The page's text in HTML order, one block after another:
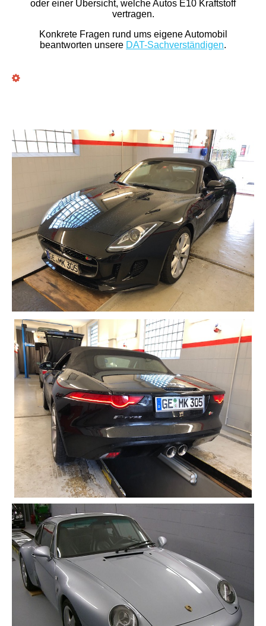
oder einer Übersicht, welche Autos E10 Kraftstoff
vertragen.
Konkrete Fragen rund ums eigene Automobil
beantworten unsere DAT-Sachverständigen.